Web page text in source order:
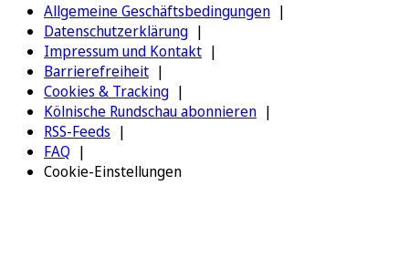
Allgemeine Geschäftsbedingungen
Datenschutzerklärung
Impressum und Kontakt
Barrierefreiheit
Cookies & Tracking
Kölnische Rundschau abonnieren
RSS-Feeds
FAQ
Cookie-Einstellungen